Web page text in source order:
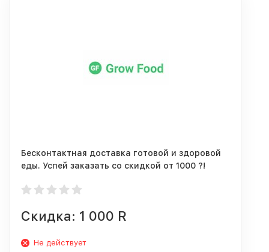
Бесконтактная доставка готовой и здоровой
еды. Успей заказать со скидкой от 1000 ?!
Скидка: 1 000 R
Не действует